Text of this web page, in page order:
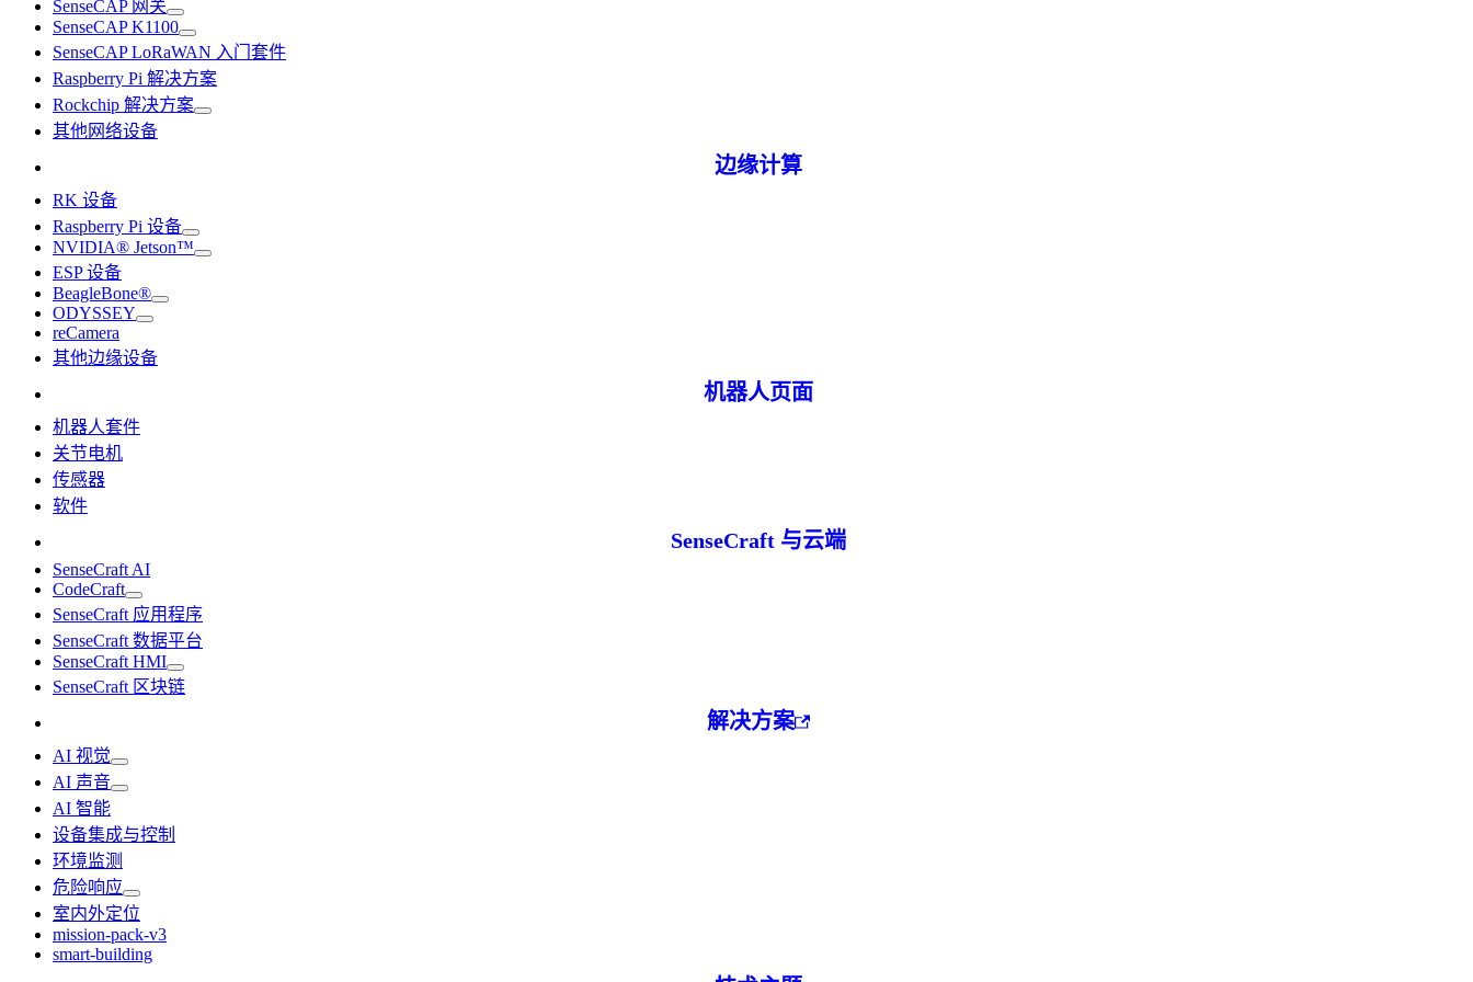
SenseCAP 网关
SenseCAP K1100
SenseCAP LoRaWAN 入门套件
Raspberry Pi 解决方案
Rockchip 解决方案
其他网络设备
边缘计算
RK 设备
Raspberry Pi 设备
NVIDIA® Jetson™
ESP 设备
BeagleBone®
ODYSSEY
reCamera
其他边缘设备
机器人页面
机器人套件
关节电机
传感器
软件
SenseCraft 与云端
SenseCraft AI
CodeCraft
SenseCraft 应用程序
SenseCraft 数据平台
SenseCraft HMI
SenseCraft 区块链
解决方案
AI 视觉
AI 声音
AI 智能
设备集成与控制
环境监测
危险响应
室内外定位
mission-pack-v3
smart-building